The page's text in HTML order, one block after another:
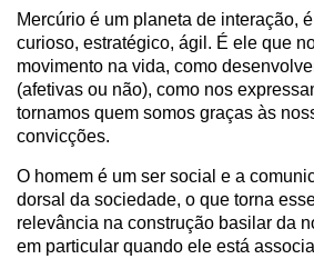
Mercúrio é um planeta de interação,
curioso, estratégico, ágil. É ele que
movimento na vida, como
(afetivas ou não), como nos
tornamos quem somos graças às
convicções.
O homem é um ser social e a
dorsal da sociedade, o que torna
relevância na construção basilar da
em particular quando ele está